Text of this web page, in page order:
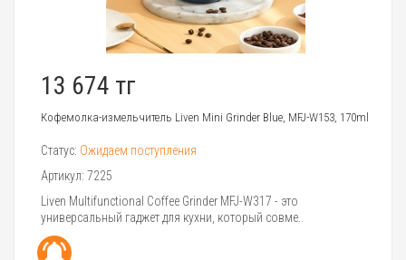
13 674 тг
Кофемолка-измельчитель Liven Mini Grinder Blue, MFJ-W153, 170ml
Статус: Ожидаем поступления
Артикул: 7225
Liven Multifunctional Coffee Grinder MFJ-W317 - это
универсальный гаджет для кухни, который совме..